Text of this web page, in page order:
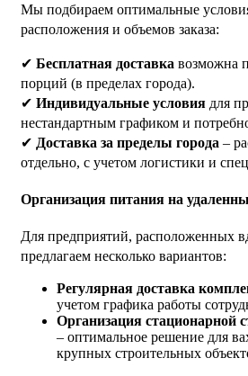
Мы подбираем оптимальные
расположения и объемов заказа:
✔ Бесплатная доставка возможна
порций (в пределах города).
✔ Индивидуальные условия для
нестандартным графиком и
✔ Доставка за пределы города –
отдельно, с учетом логистики и
Организация питания на
Для предприятий, расположенных
предлагаем несколько вариантов:
Регулярная доставка
учетом графика работы
Организация стационарной
– оптимальное решение для
крупных строительных